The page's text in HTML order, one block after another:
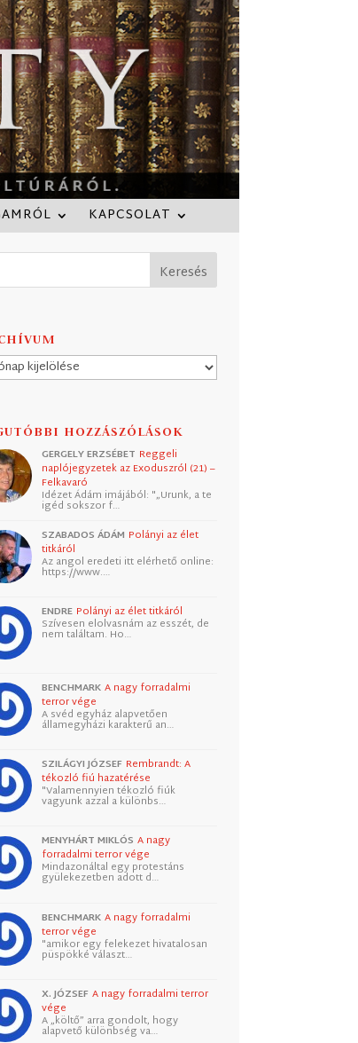
KAPCSOLAT
HOZZÁSZÓLÁSOK
GERGELY ERZSÉBET Reggeli
naplójegyzetek az Exoduszról (21) –
Felkavaró
Idézet Ádám imájából: "„Urunk, a te
igéd sokszor f…
SZABADOS ÁDÁM Polányi az élet
titkáról
Az angol eredeti itt elérhető online:
https://www.…
ENDRE Polányi az élet titkáról
Szívesen elolvasnám az esszét, de
nem találtam. Ho…
BENCHMARK A nagy forradalmi
terror vége
A svéd egyház alapvetően
államegyházi karakterű an…
SZILÁGYI JÓZSEF Rembrandt: A
tékozló fiú hazatérése
"Valamennyien tékozló fiúk
vagyunk azzal a különbs…
MENYHÁRT MIKLÓS A nagy
forradalmi terror vége
Mindazonáltal egy protestáns
gyülekezetben adott d…
BENCHMARK A nagy forradalmi
terror vége
"amikor egy felekezet hivatalosan
püspökké választ…
X. JÓZSEF A nagy forradalmi terror
vége
A „költő” arra gondolt, hogy
alapvető különbség va…